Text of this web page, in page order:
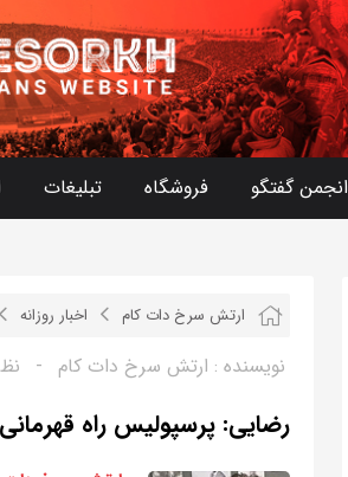
انجمن گفتگو فروشگاه تبلیغات
ارتش سرخ دات کام اخبار روزانه
نویسنده : ارتش سرخ دات کام -
رضایی: پرسپولیس راه